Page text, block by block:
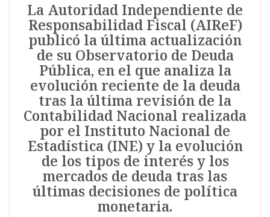
La Autoridad Independiente de
Responsabilidad Fiscal (AIReF)
publicó la última actualización
de su Observatorio de Deuda
Pública, en el que analiza la
evolución reciente de la deuda
tras la última revisión de la
Contabilidad Nacional realizada
por el Instituto Nacional de
Estadística (INE) y la evolución
de los tipos de interés y los
mercados de deuda tras las
últimas decisiones de política
monetaria.